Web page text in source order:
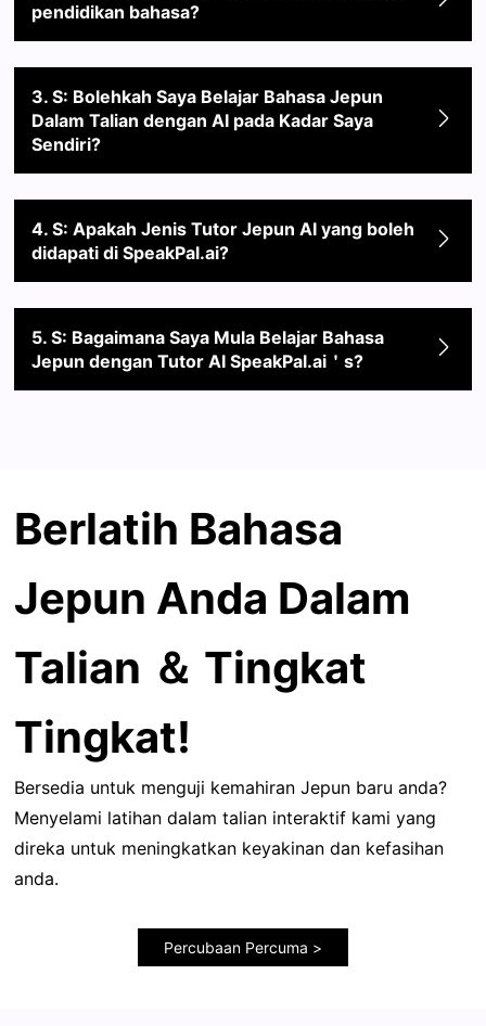
pendidikan bahasa?
3. S: Bolehkah Saya Belajar Bahasa Jepun
Dalam Talian dengan AI pada Kadar Saya
Sendiri?
4. S: Apakah Jenis Tutor Jepun AI yang boleh
didapati di SpeakPal.ai?
5. S: Bagaimana Saya Mula Belajar Bahasa
Jepun dengan Tutor AI SpeakPal.ai＇s?
Berlatih Bahasa
Jepun Anda Dalam
Talian ＆ Tingkat
Tingkat!
Bersedia untuk menguji kemahiran Jepun baru anda?
Menyelami latihan dalam talian interaktif kami yang
direka untuk meningkatkan keyakinan dan kefasihan
anda.
Percubaan Percuma >